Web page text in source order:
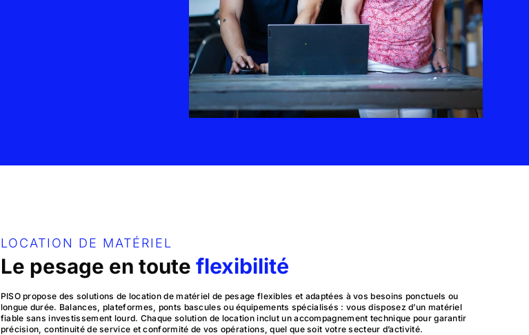
LOCATION DE MATÉRIEL
Le pesage en toute flexibilité
PISO propose des solutions de location de matériel de pesage flexibles et adaptées à vos besoins ponctuels ou
longue durée. Balances, plateformes, ponts bascules ou équipements spécialisés : vous disposez d’un matériel
fiable sans investissement lourd. Chaque solution de location inclut un accompagnement technique pour garantir
précision, continuité de service et conformité de vos opérations, quel que soit votre secteur d’activité.